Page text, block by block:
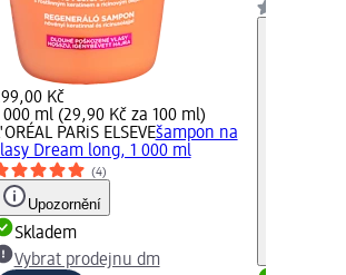
Kč
000 ml (29,90 Kč za 100 ml)
PARiS ELSEVEšampon na
Dream long, 1 000 ml
(4)
Upozornění
Skladem
Vybrat prodejnu dm